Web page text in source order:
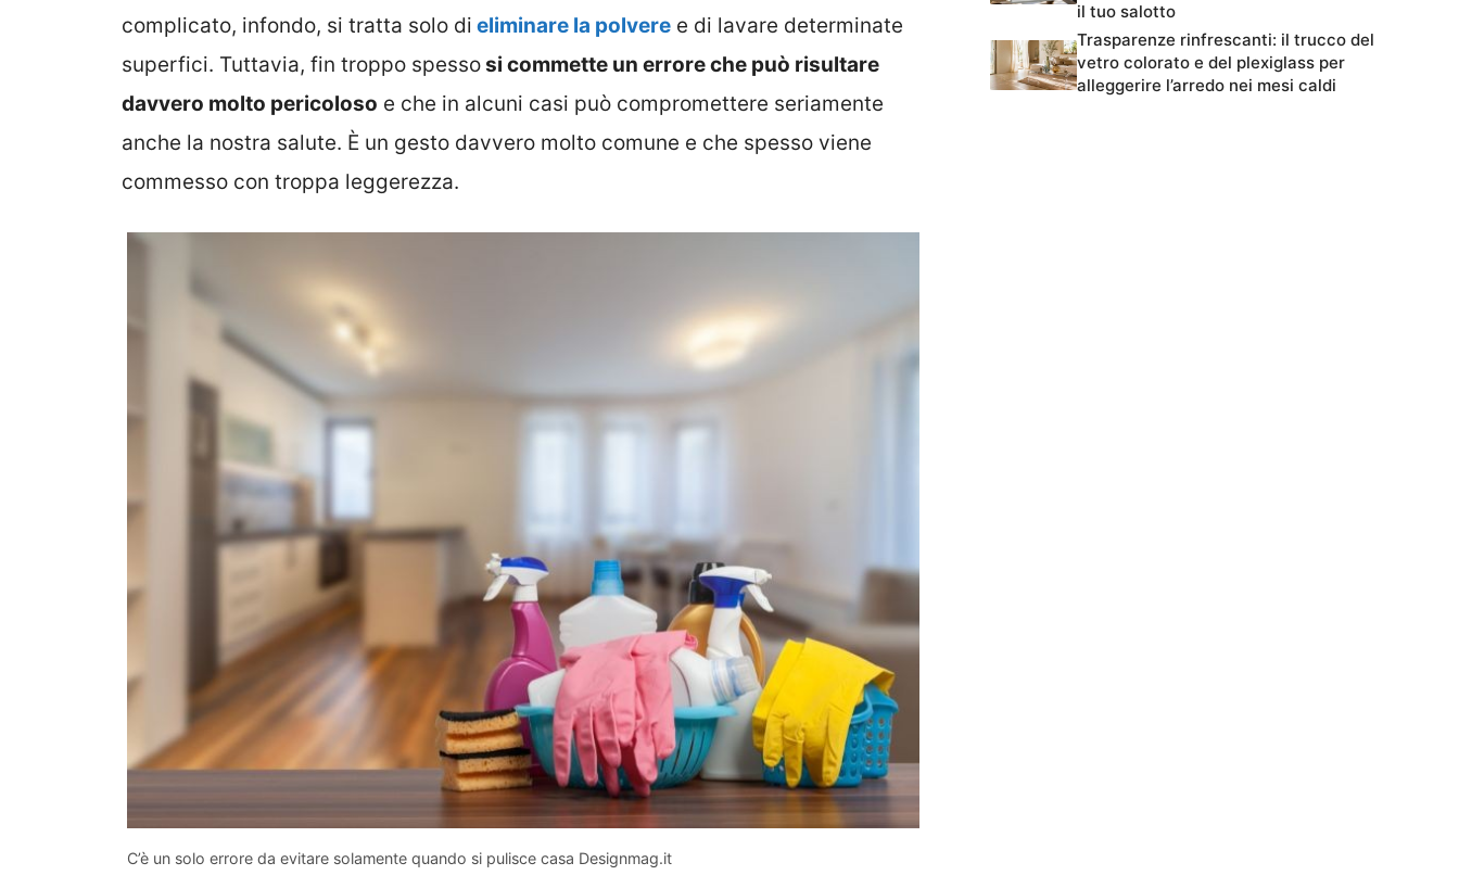
complicato, infondo, si tratta solo di eliminare la polvere e di lavare determinate
superfici. Tuttavia, fin troppo spessosi commette un errore che può risultare
davvero molto pericoloso e che in alcuni casi può compromettere seriamente
anche la nostra salute. È un gesto davvero molto comune e che spesso viene
commesso con troppa leggerezza.
C’è un solo errore da evitare solamente quando si pulisce casa Designmag.it
il tuo salotto
Trasparenze rinfrescanti: il trucco del
vetro colorato e del plexiglass per
alleggerire l’arredo nei mesi caldi